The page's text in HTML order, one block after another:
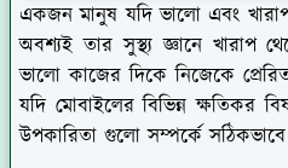
একজন মানুষ যদি ভালো এবং
অবশ্যই তার সুস্থ্য জ্ঞানে খারাপ
ভালো কাজের দিকে নিজেকে
যদি মোবাইলের বিভিন্ন ক্ষতিকর
উপকারিতা গুলো সম্পর্কে